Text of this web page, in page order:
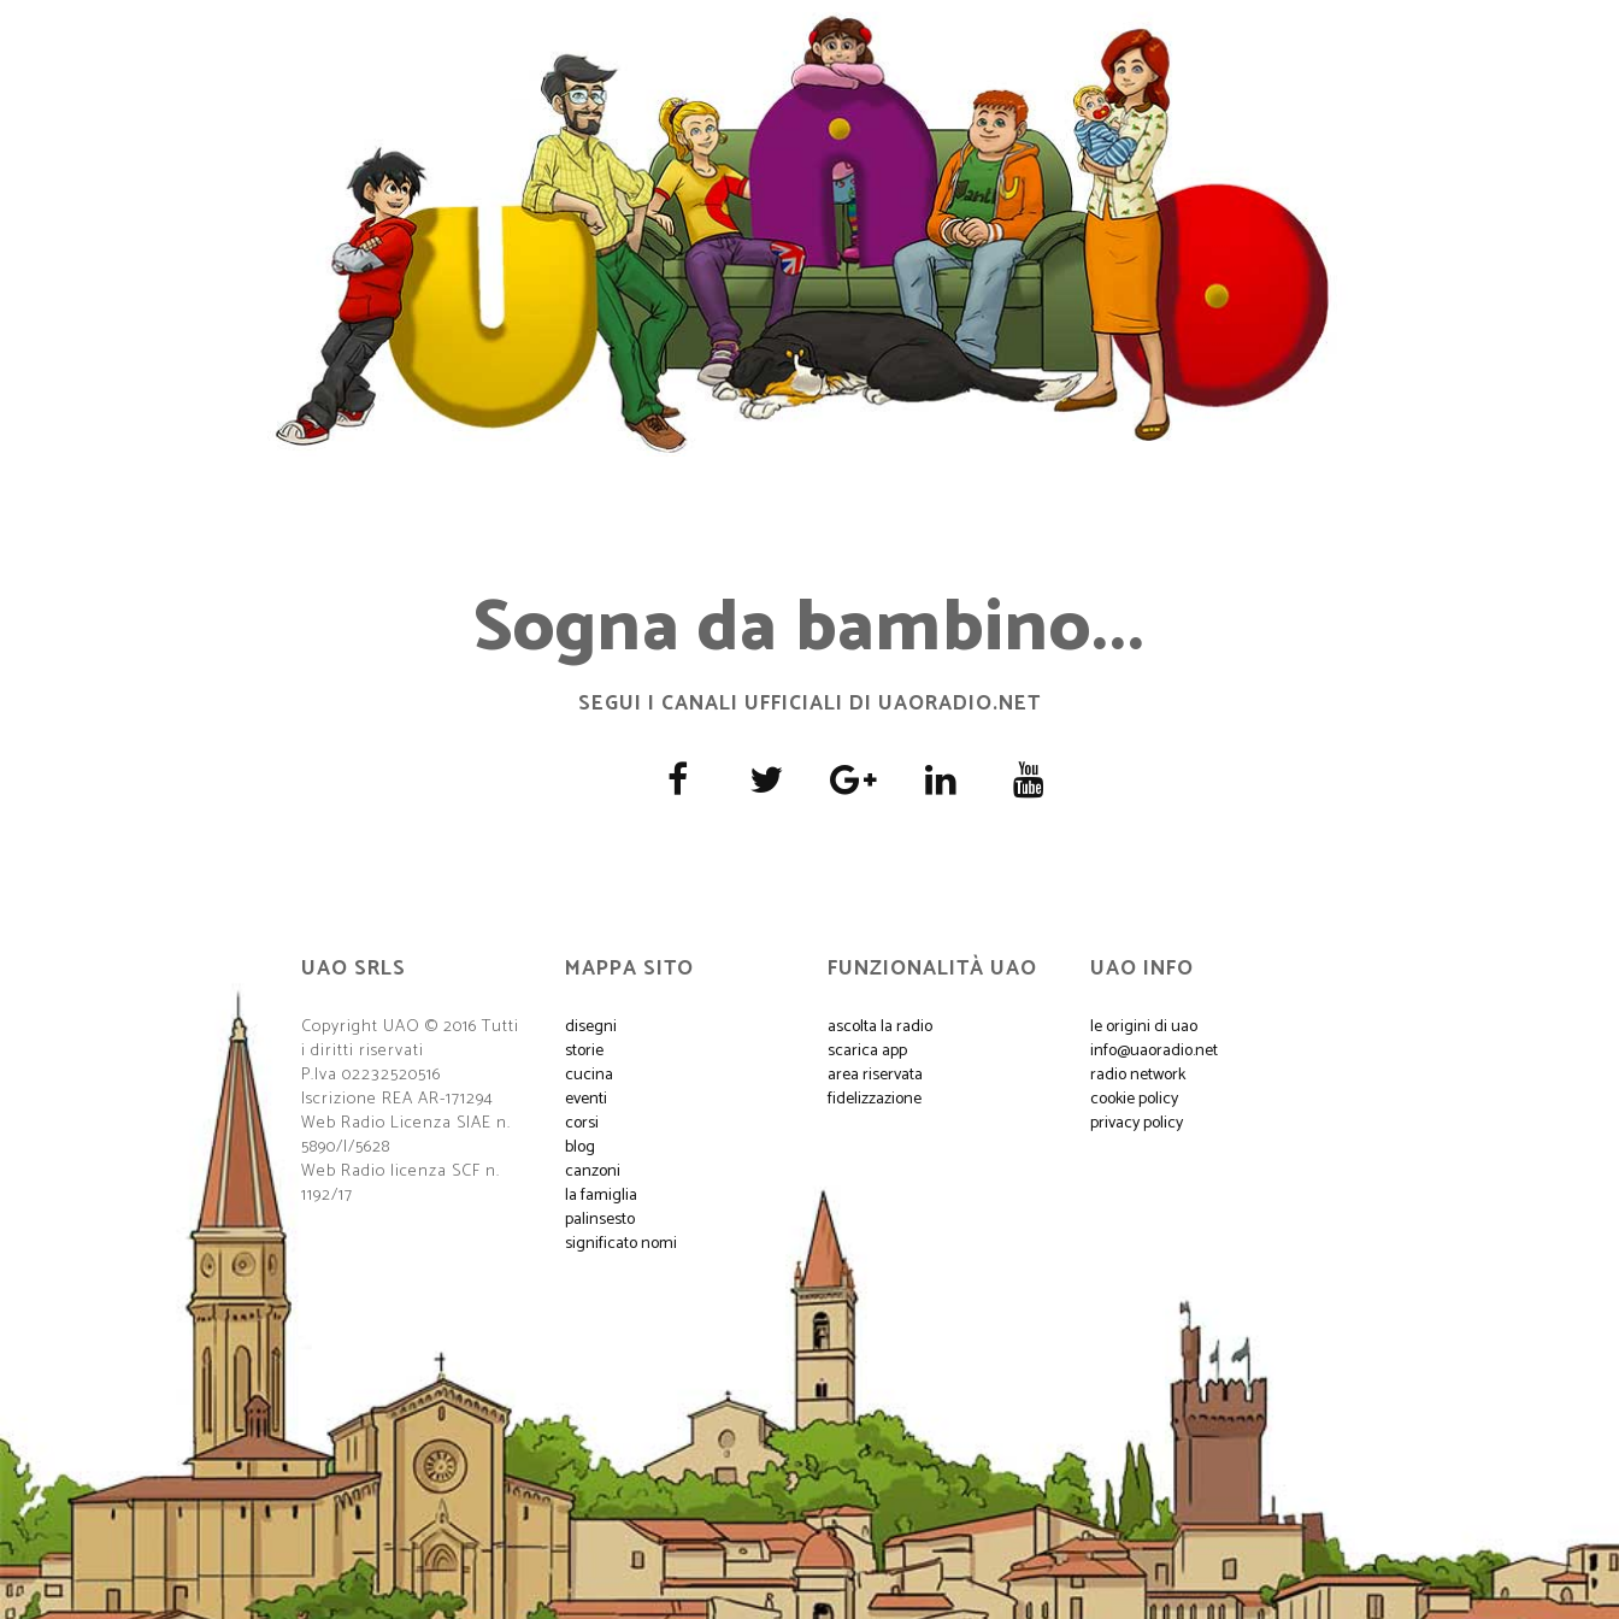
Sogna da bambino...
SEGUI I CANALI UFFICIALI DI UAORADIO.NET
UAO SRLS
Copyright UAO © 2016 Tutti
i diritti riservati
P.Iva 02232520516
Iscrizione REA AR-171294
Web Radio Licenza SIAE n.
5890/I/5628
Web Radio licenza SCF n.
1192/17
MAPPA SITO
disegni
storie
cucina
eventi
corsi
blog
canzoni
la famiglia
palinsesto
significato nomi
FUNZIONALITÀ UAO
ascolta la radio
scarica app
area riservata
fidelizzazione
UAO INFO
le origini di uao
info@uaoradio.net
radio network
cookie policy
privacy policy